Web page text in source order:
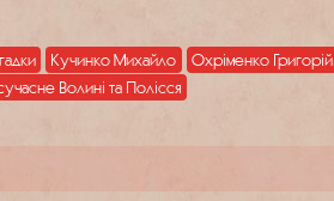
Кучинко Михайло Охріменко Григорій
Волині та Полісся